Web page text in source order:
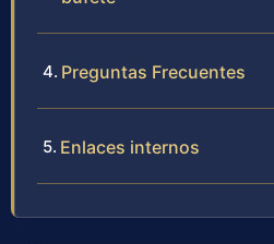
Preguntas Frecuentes
Enlaces internos